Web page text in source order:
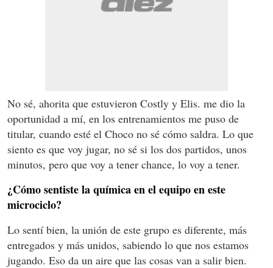
No sé, ahorita que estuvieron Costly y Elis. me dio la
oportunidad a mí, en los entrenamientos me puso de
titular, cuando esté el Choco no sé cómo saldra. Lo que
siento es que voy jugar, no sé si los dos partidos, unos
minutos, pero que voy a tener chance, lo voy a tener.
¿Cómo sentiste la química en el equipo en este
microciclo?
Lo sentí bien, la unión de este grupo es diferente, más
entregados y más unidos, sabiendo lo que nos estamos
jugando. Eso da un aire que las cosas van a salir bien.